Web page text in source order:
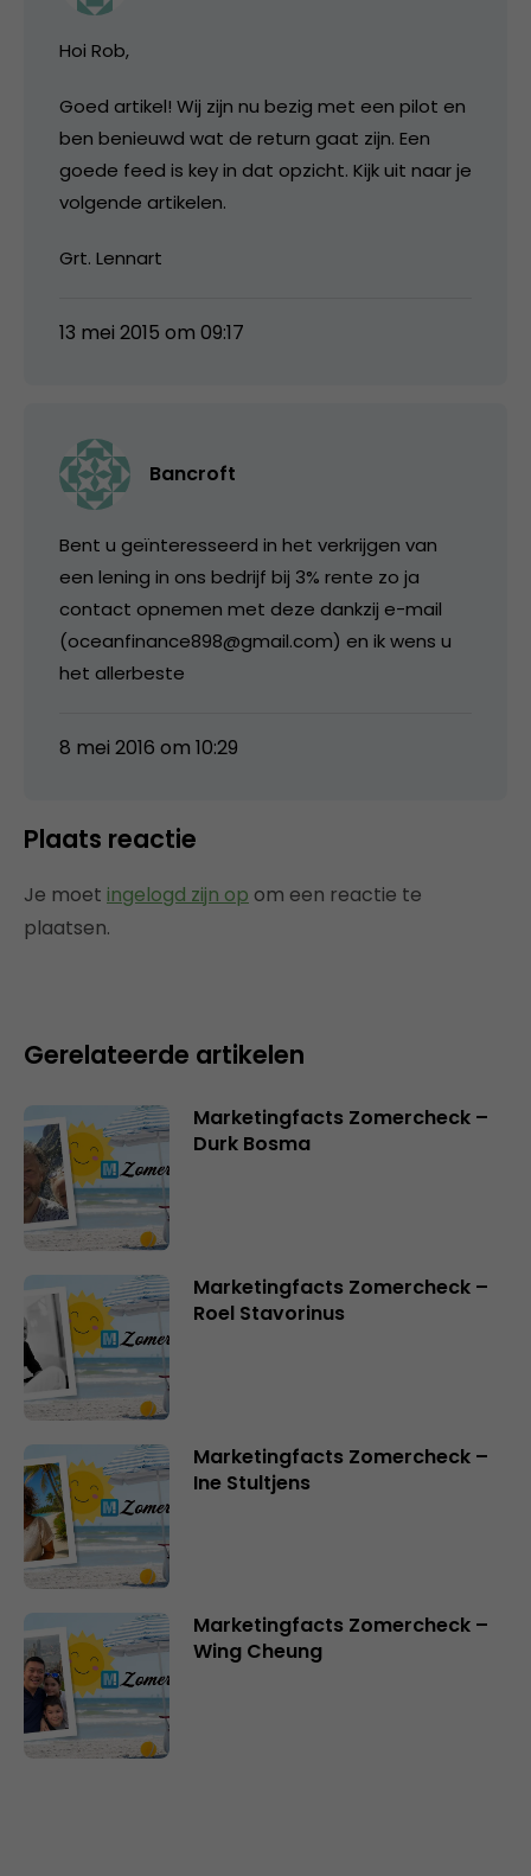
Hoi Rob,
Goed artikel! Wij zijn nu bezig met een pilot en
ben benieuwd wat de return gaat zijn. Een
goede feed is key in dat opzicht. Kijk uit naar je
volgende artikelen.
Grt. Lennart
13 mei 2015 om 09:17
Bancroft
Bent u geïnteresseerd in het verkrijgen van
een lening in ons bedrijf bij 3% rente zo ja
contact opnemen met deze dankzij e-mail
(oceanfinance898@gmail.com) en ik wens u
het allerbeste
8 mei 2016 om 10:29
Plaats reactie
Je moet ingelogd zijn op om een reactie te
plaatsen.
Gerelateerde artikelen
Marketingfacts Zomercheck –
Durk Bosma
Marketingfacts Zomercheck –
Roel Stavorinus
Marketingfacts Zomercheck –
Ine Stultjens
Marketingfacts Zomercheck –
Wing Cheung